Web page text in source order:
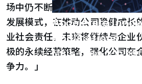
Accelerate
Applications
M31’s vision is to be
场中仍不断前进。M31也会持续
发展模式，在推动公司稳健成长
业社会责任。未来将继续与企业
极的永续经营策略，强化公司在
争力。」